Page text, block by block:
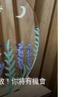
！你將有機會